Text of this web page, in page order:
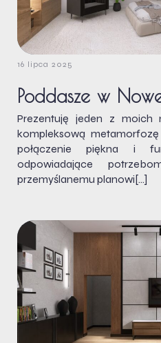
16 lipca 2025
Poddasze w
Prezentuję jeden z moich
kompleksową
połączenie piękna i
odpowiadające
przemyślanemu planowi[…]